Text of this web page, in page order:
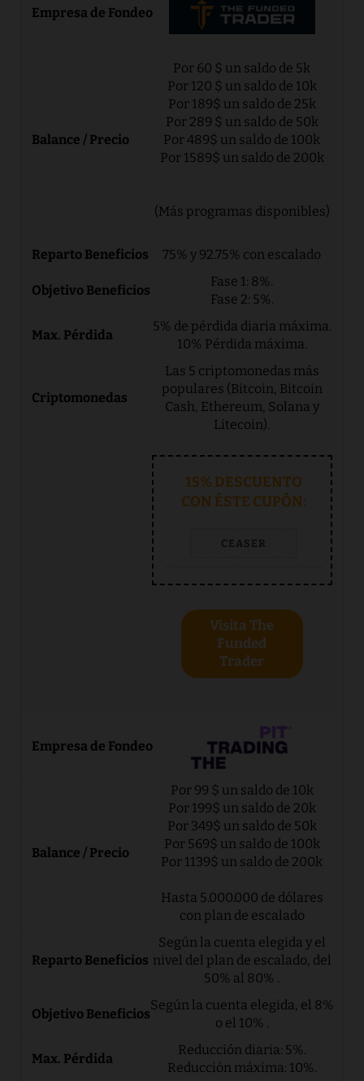
Por 60 $ un saldo de 5k
Por 120 $ un saldo de 10k
Por 189$ un saldo de 25k
Por 289 $ un saldo de 50k
Por 489$ un saldo de 100k
Por 1589$ un saldo de 200k
(Más programas disponibles)
75% y 92.75% con escalado
Fase 1: 8%.
Fase 2: 5%.
5% de pérdida diaria máxima.
10% Pérdida máxima.
Las 5 criptomonedas más
populares (Bitcoin, Bitcoin
Cash, Ethereum, Solana y
Litecoin).
15% DESCUENTO
CON ÉSTE CUPÓN:
CEASER
Visita The
Funded
Trader
Por 99 $ un saldo de 10k
Por 199$ un saldo de 20k
Por 349$ un saldo de 50k
Por 569$ un saldo de 100k
Por 1139$ un saldo de 200k
Hasta 5.000.000 de dólares
con plan de escalado
Según la cuenta elegida y el
nivel del plan de escalado, del
50% al 80% .
Según la cuenta elegida, el 8%
o el 10% .
Reducción diaria: 5%.
Reducción máxima: 10%.